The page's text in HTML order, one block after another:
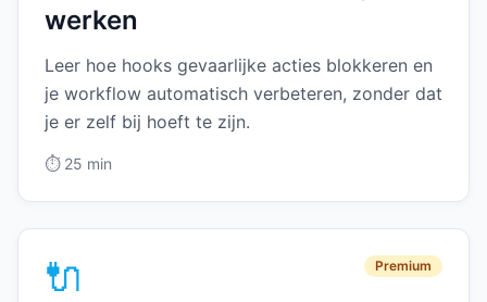
werken
Leer hoe hooks gevaarlijke acties blokkeren en
je workflow automatisch verbeteren, zonder dat
je er zelf bij hoeft te zijn.
⏱️ 25 min
🔌 Premium